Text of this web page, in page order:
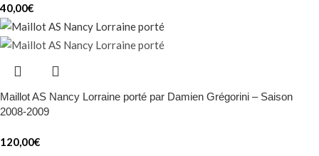
40,00€
Maillot AS Nancy Lorraine porté par Damien Grégorini – Saison
2008-2009
120,00€